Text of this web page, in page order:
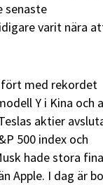
senaste
varit nära
med rekordet
Y i Kina och
aktier
500 index och
hade stora
Apple. I dag är